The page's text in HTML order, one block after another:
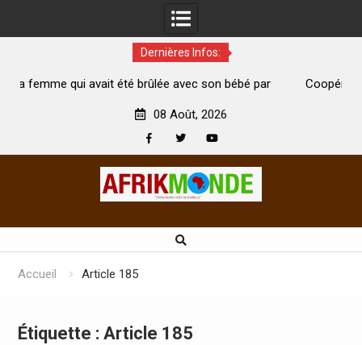
Dernières Infos:
été brûlée avec son bébé par
Coopération: Le ministre
08 Août, 2026
Accueil Article 185
Étiquette : Article 185